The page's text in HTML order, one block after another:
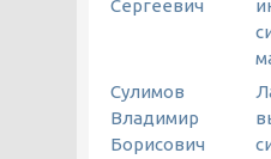
Сергеевич
Сулимов
Владимир
Борисович